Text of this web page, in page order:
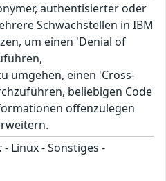
authentisierter oder
Schwachstellen in IBM
um einen 'Denial of
umgehen, einen 'Cross-
beliebigen Code
offenzulegen
- Linux - Sonstiges -